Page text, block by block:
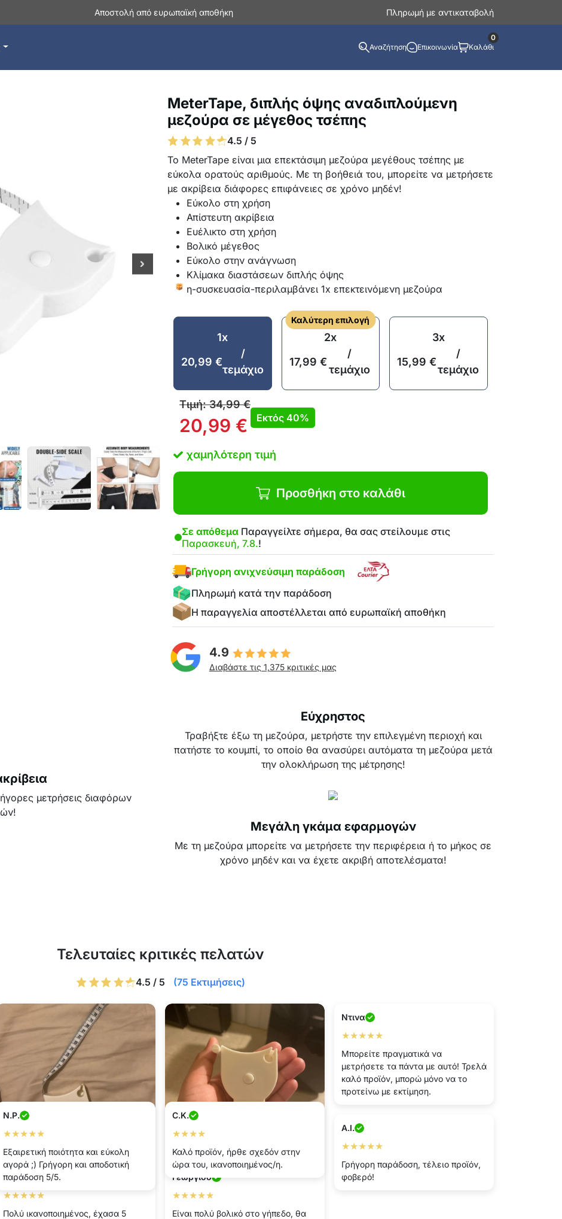
Αποστολή από ευρωπαϊκή αποθήκη Πληρωμή με αντικαταβολή
Αναζήτηση Επικοινωνία Καλάθι
0
MeterTape, διπλής όψης αναδιπλούμενη
μεζούρα σε μέγεθος τσέπης
4.5 / 5
Το MeterTape είναι μια επεκτάσιμη μεζούρα μεγέθους τσέπης με
εύκολα ορατούς αριθμούς. Με τη βοήθειά του, μπορείτε να μετρήσετε
με ακρίβεια διάφορες επιφάνειες σε χρόνο μηδέν!
Εύκολο στη χρήση
Απίστευτη ακρίβεια
Ευέλικτο στη χρήση
Βολικό μέγεθος
Εύκολο στην ανάγνωση
Κλίμακα διαστάσεων διπλής όψης
η-συσκευασία-περιλαμβάνει 1x επεκτεινόμενη μεζούρα
1x
20,99 €
/
τεμάχιο
Καλύτερη επιλογή
2x
17,99 €
/
τεμάχιο
3x
15,99€
/
τεμάχιο
Τιμή:34,99€
20,99 € Εκτός 40%
χαμηλότερη τιμή
Προσθήκη στο καλάθι
Σε απόθεμα Παραγγείλτε σήμερα, θα σας στείλουμε στις
Παρασκευή, 7.8.!
Γρήγορη ανιχνεύσιμη παράδοση
Πληρωμή κατά την παράδοση
Η παραγγελία αποστέλλεται από ευρωπαϊκή αποθήκη
4.9
Διαβάστε τις 1,375 κριτικές μας
Εύχρηστος
Τραβήξτε έξω τη μεζούρα, μετρήστε την επιλεγμένη περιοχή και
πατήστε το κουμπί, το οποίο θα ανασύρει αυτόματα τη μεζούρα μετά
την ολοκλήρωση της μέτρησης!
μετρήσεις διαφόρων
Μεγάλη γκάμα εφαρμογών
Με τη μεζούρα μπορείτε να μετρήσετε την περιφέρεια ή το μήκος σε
χρόνο μηδέν και να έχετε ακριβή αποτελέσματα!
Τελευταίες κριτικές πελατών
4.5 / 5 (75 Εκτιμήσεις)
Σμαραγδα
★★★★★
Πολύ ικανοποιημένος, έχασα 5
Γεωργιοσ
★★★★★
Είναι πολύ βολικό στο γήπεδο, θα
Ντινα
★★★★★
Μπορείτε πραγματικά να
μετρήσετε τα πάντα με αυτό! Τρελά
καλό προϊόν, μπορώ μόνο να το
προτείνω με εκτίμηση.
N.P.
★★★★★
Εξαιρετική ποιότητα και εύκολη
αγορά ;) Γρήγορη και αποδοτική
παράδοση 5/5.
C.K.
★★★★
Καλό προϊόν, ήρθε σχεδόν στην
ώρα του, ικανοποιημένος/η.
A.I.
★★★★★
Γρήγορη παράδοση, τέλειο προϊόν,
φοβερό!